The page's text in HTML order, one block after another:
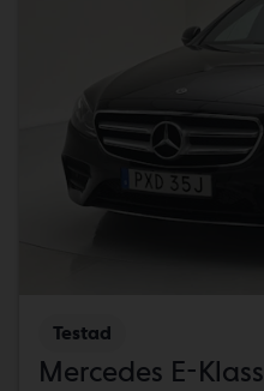
Testad
Mercedes E-Klass